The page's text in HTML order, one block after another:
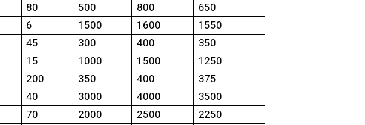
80 500 800
650
6 1500 1600
1550
45 300 400
350
15 1000 1500
1250
200 350 400
375
40 3000 4000
3500
70 2000 2500
2250